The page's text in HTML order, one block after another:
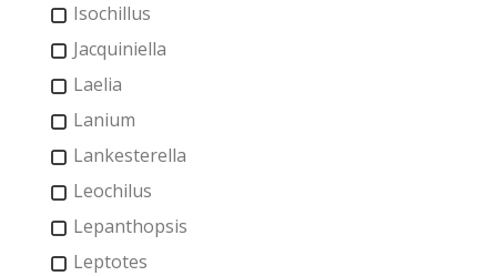
Isochillus
Jacquiniella
Laelia
Lanium
Lankesterella
Leochilus
Lepanthopsis
Leptotes